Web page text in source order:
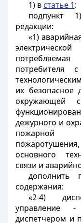
1) в статье 1:
подпункт
редакции:
«1)
потребителя
их безопасное
окружающей
дежурного и
пожарной
основного
связи и
дополнить
содержания:
«2-4)
управление -
диспетчером и